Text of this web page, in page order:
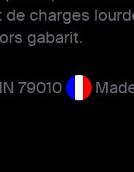
charges
gabarit.
79010